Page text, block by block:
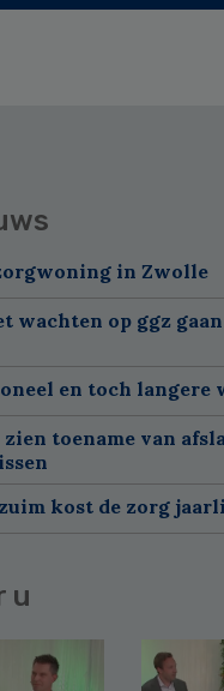
in Zwolle
wachten op ggz
en toch langere
toename van
kost de zorg
u